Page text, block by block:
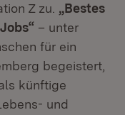
Z zu. „Bestes
– unter
für ein
begeistert,
künftige
und